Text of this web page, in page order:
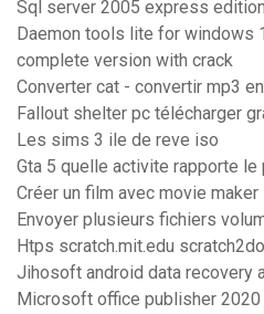
Sql server 2005 express
Daemon tools lite for windows
complete version with crack
Converter cat - convertir mp3
Fallout shelter pc télécharger
Les sims 3 ile de reve iso
Gta 5 quelle activite rapporte le
Créer un film avec movie maker
Envoyer plusieurs fichiers
Htps scratch.mit.edu
Jihosoft android data recovery
Microsoft office publisher